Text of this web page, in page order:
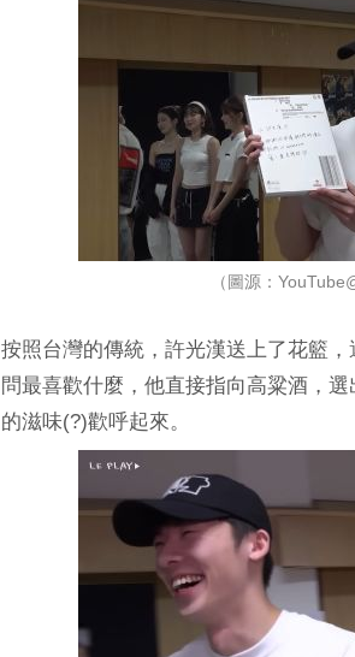
（圖源：
按照台灣的傳統，許光漢送上了花籃
問最喜歡什麼，他直接指向高粱酒，
的滋味(?)歡呼起來。